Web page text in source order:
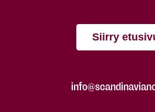
Siirry